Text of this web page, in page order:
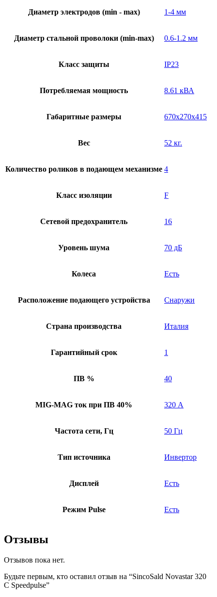
Диаметр электродов (min - max) 1-4 мм
Диаметр стальной проволоки (min-max) 0.6-1.2 мм
Класс защиты IP23
Потребляемая мощность 8.61 кВА
Габаритные размеры 670x270x415
Вес 52 кг.
Количество роликов в подающем механизме 4
Класс изоляции F
Сетевой предохранитель 16
Уровень шума 70 дБ
Колеса Есть
Расположение подающего устройства Снаружи
Страна производства Италия
Гарантийный срок 1
ПВ % 40
MIG-MAG ток при ПВ 40% 320 А
Частота сети, Гц 50 Гц
Тип источника Инвертор
Дисплей Есть
Режим Pulse Есть
Отзывы
Отзывов пока нет.
Будьте первым, кто оставил отзыв на “SincoSald Novastar 320
C Speedpulse”